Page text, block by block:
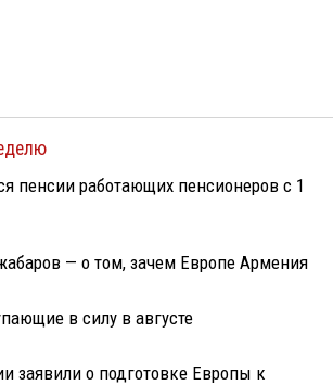
пенсии работающих пенсионеров с 1
— о том, зачем Европе Армения
в силу в августе
заявили о подготовке Европы к